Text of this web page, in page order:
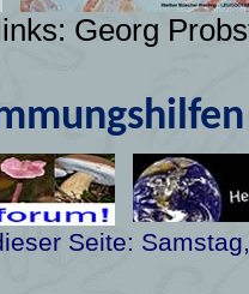
Georg
Seite: